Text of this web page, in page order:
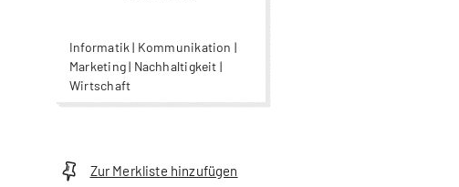
Informatik | Kommunikation |
Marketing | Nachhaltigkeit |
Wirtschaft
Zur Merkliste hinzufügen